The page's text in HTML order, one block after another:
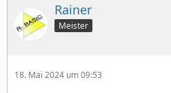
Rainer
Meister
18. Mai 2024 um 09:53